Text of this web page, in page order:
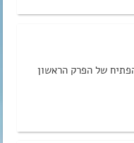
של הפרק הראשון